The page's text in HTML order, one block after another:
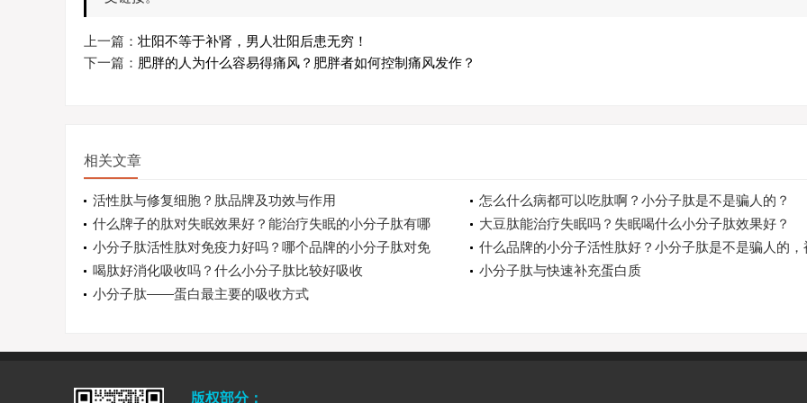
上一篇： 壮阳不等于补肾，男人壮阳后患无穷！
下一篇： 肥胖的人为什么容易得痛风？肥胖者如何控制痛风发作？
相关文章
活性肽与修复细胞？肽品牌及功效与作用
怎么什么病都可以吃肽啊？小分子肽是不是骗人的？
什么牌子的肽对失眠效果好？能治疗失眠的小分子肽有哪
些？
大豆肽能治疗失眠吗？失眠喝什么小分子肽效果好？
小分子肽活性肽对免疫力好吗？哪个品牌的小分子肽对免
疫力效果好
什么品牌的小分子活性肽好？小分子肽是不是骗人的，
国家取缔了吗？
喝肽好消化吸收吗？什么小分子肽比较好吸收
小分子肽与快速补充蛋白质
小分子肽——蛋白最主要的吸收方式
版权部分：